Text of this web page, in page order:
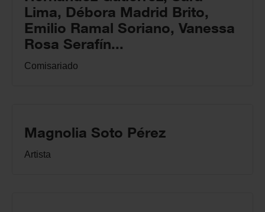
Lima, Débora Madrid Brito,
Emilio Ramal Soriano, Vanessa
Rosa Serafín...
Comisariado
Magnolia Soto Pérez
Artista